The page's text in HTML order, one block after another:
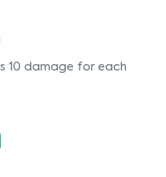
10 damage for each